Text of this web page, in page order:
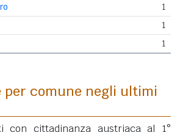
1
1
1
per comune negli ultimi
con cittadinanza austriaca al 1°